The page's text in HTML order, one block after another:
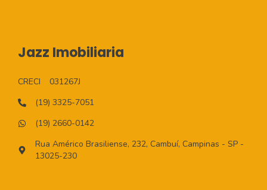
Jazz Imobiliaria
CRECI
031267J
(19) 3325-7051
(19) 2660-0142
Rua Américo Brasiliense, 232, Cambuí, Campinas - SP -
13025-230